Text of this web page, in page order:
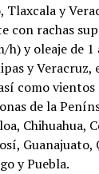
Tlaxcala y
con rachas
y oleaje de 1
y Veracruz,
como vientos
de la
Chihuahua,
Guanajuato,
y Puebla.